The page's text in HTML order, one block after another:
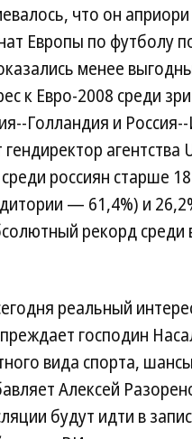
что он
Европы по футболу
менее
к Евро-2008 среди
Голландия и
россиян старше
— 61,4%) и
рекорд среди
реальный
господин
вида спорта,
Алексей
будут идти в